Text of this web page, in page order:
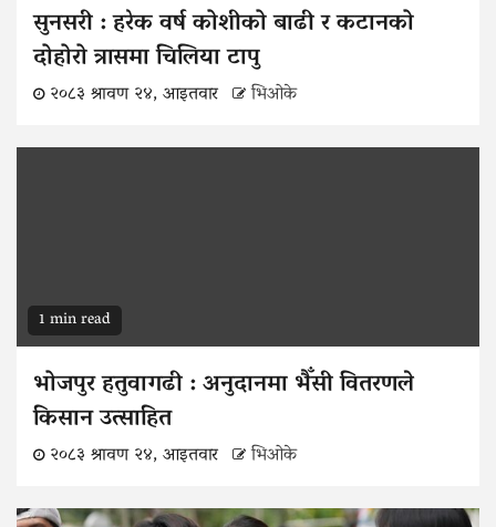
सुनसरी : हरेक वर्ष कोशीको बाढी र कटानको
दोहोरो त्रासमा चिलिया टापु
२०८३ श्रावण २४, आइतवार भिओके
1 min read
भोजपुर हतुवागढी : अनुदानमा भैँसी वितरणले
किसान उत्साहित
२०८३ श्रावण २४, आइतवार भिओके